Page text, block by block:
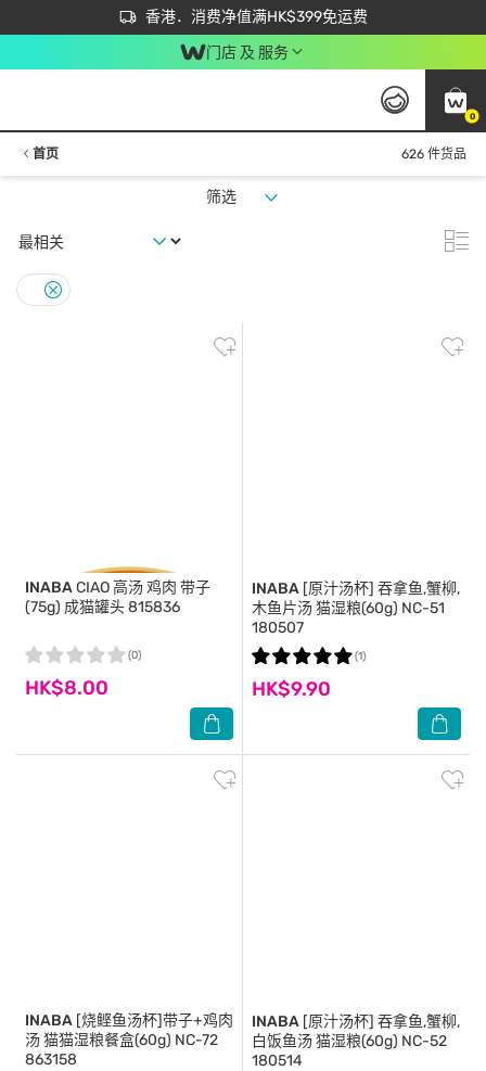
香港．消费净值满HK$399免运费
立即成为易赏钱会员尽享独家优惠
首次APP下单买满$450 输入 NEWAPP 即减$50
门店 及 服务
0
首页 626 件货品
筛选
INABACIAO 高汤 鸡肉 带子
(75g) 成猫罐头 815836
HK$8.00
(0)
INABA [原汁汤杯] 吞拿鱼,蟹柳,
木鱼片汤 猫湿粮(60g) NC-51
180507
HK$9.90
(1)
INABA [烧鲣鱼汤杯]带子+鸡肉
汤 猫猫湿粮餐盒(60g) NC-72
863158
INABA [原汁汤杯] 吞拿鱼,蟹柳,
白饭鱼汤 猫湿粮(60g) NC-52
180514